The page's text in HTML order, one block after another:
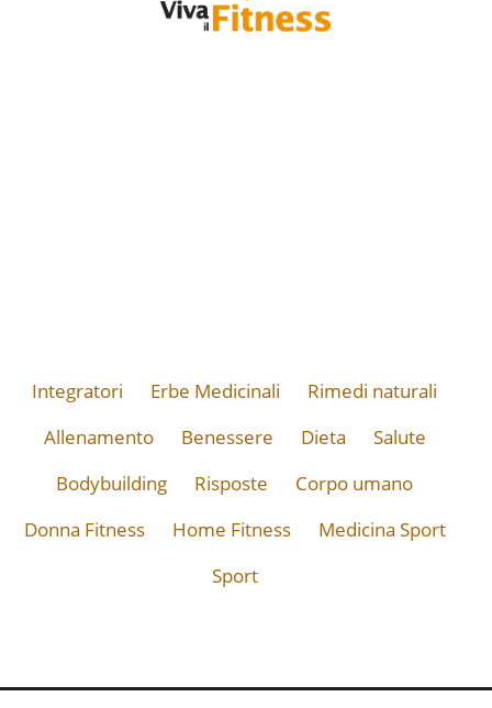
Integratori Erbe Medicinali
Rimedi naturali
Allenamento
Benessere Dieta
Salute
Bodybuilding
Risposte
Corpo umano
Donna Fitness
Home Fitness
Medicina Sport
Sport